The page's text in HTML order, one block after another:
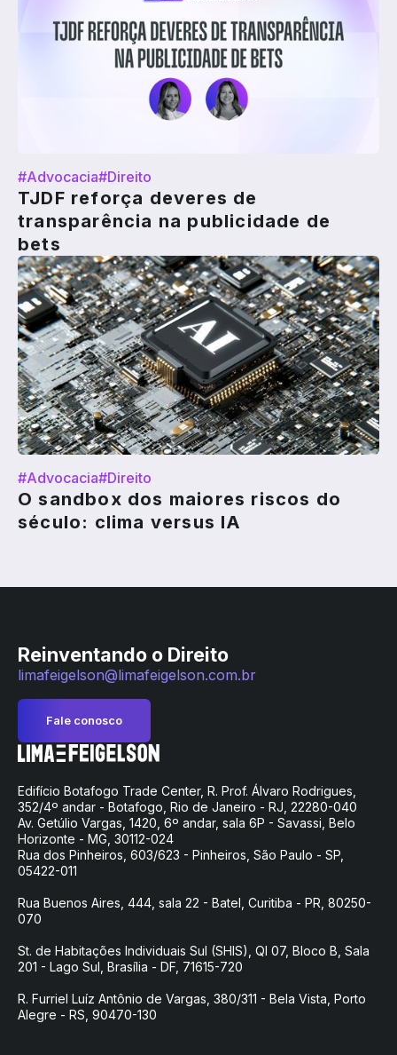
#Advocacia#Direito
TJDF reforça deveres de
transparência na publicidade de
bets
#Advocacia#Direito
O sandbox dos maiores riscos do
século: clima versus IA
Reinventando o Direito
limafeigelson@limafeigelson.com.br
Fale conosco
Edifício Botafogo Trade Center, R. Prof. Álvaro Rodrigues,
352/4º andar - Botafogo, Rio de Janeiro - RJ, 22280-040
Av. Getúlio Vargas, 1420, 6º andar, sala 6P - Savassi, Belo
Horizonte - MG, 30112-024
Rua dos Pinheiros, 603/623 - Pinheiros, São Paulo - SP,
05422-011
Rua Buenos Aires, 444, sala 22 - Batel, Curitiba - PR, 80250-
070
St. de Habitações Individuais Sul (SHIS), QI 07, Bloco B, Sala
201 - Lago Sul, Brasília - DF, 71615-720
R. Furriel Luíz Antônio de Vargas, 380/311 - Bela Vista, Porto
Alegre - RS, 90470-130